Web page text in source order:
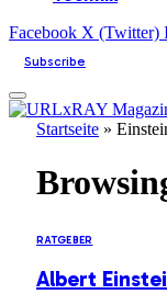
Facebook X (Twitter)
Subscribe
Startseite »
RATGEBER
Albert